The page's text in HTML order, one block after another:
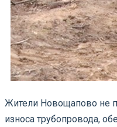
Жители Новощапово не
износа трубопровода,